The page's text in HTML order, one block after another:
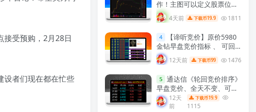
受预购，2月28日
设者们现在都在忙些
作！主图可以定义股票位置
高低，定义是否牛股《通达
信主图，源码无加密》！
【实战指标系列】
4天前 下载币19.9 1811
4
【谛听竞价】原价5980
金钻早盘竞价指标 、 可回
测历史数据、信号全天不变
、手机电脑通用、 源码开
放、 可永久使用！
【金指标
系列】
12天前 下载币99 1476
5 通达信《轮回竞价排序》
早盘竞价、全天不变、可回
测历史！源码开放，永久使
用！【众筹指标系列】
12天
前
下载币19.9
1115